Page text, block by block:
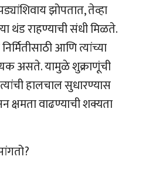
झोपतात, तेव्हा
थंड राहण्याची संधी मिळते.
आणि त्यांच्या
असते. यामुळे शुक्राणूंची
हालचाल सुधारण्यास
क्षमता वाढण्याची शक्यता